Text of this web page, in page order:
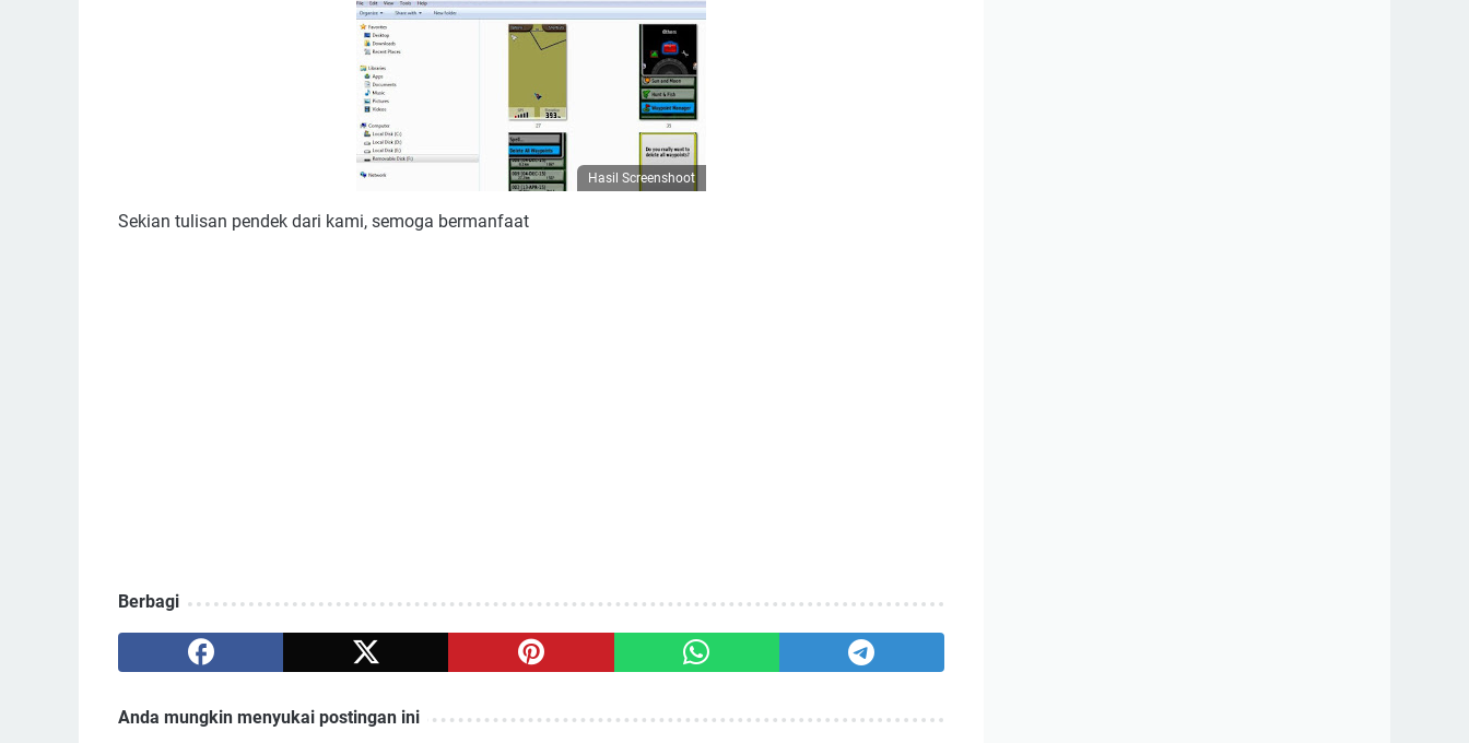
Hasil Screenshoot
Sekian tulisan pendek dari kami, semoga bermanfaat
Berbagi
Anda mungkin menyukai postingan ini